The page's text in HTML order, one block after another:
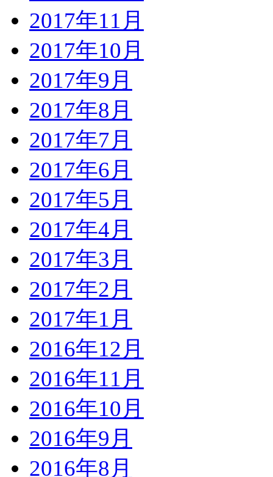
2017年11月
2017年10月
2017年9月
2017年8月
2017年7月
2017年6月
2017年5月
2017年4月
2017年3月
2017年2月
2017年1月
2016年12月
2016年11月
2016年10月
2016年9月
2016年8月